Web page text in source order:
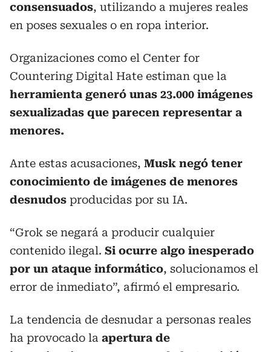
consensuados, utilizando a mujeres reales
en poses sexuales o en ropa interior.
Organizaciones como el Center for
Countering Digital Hate estiman que la
herramienta generó unas 23.000 imágenes
sexualizadas que parecen representar a
menores.
Ante estas acusaciones, Musk negó tener
conocimiento de imágenes de menores
desnudos producidas por su IA.
“Grok se negará a producir cualquier
contenido ilegal. Si ocurre algo inesperado
por un ataque informático, solucionamos el
error de inmediato”, afirmó el empresario.
La tendencia de desnudar a personas reales
ha provocado la apertura de